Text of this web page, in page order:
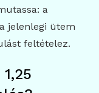
a
jelenlegi ütem
feltételez.